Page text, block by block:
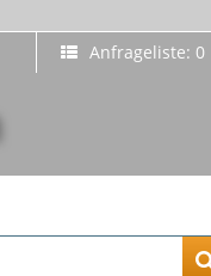
Anfrageliste: 0